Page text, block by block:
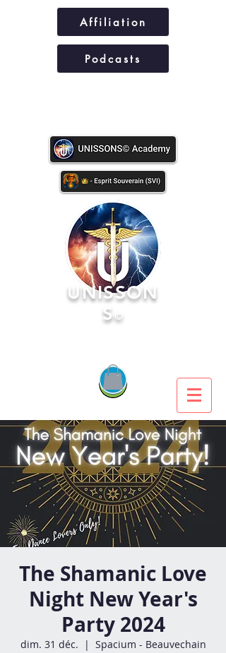
Affiliation
Podcasts
UNISSON
S©
The Shamanic Love
Night New Year's
Party 2024
dim. 31 déc.
  |
Spacium - Beauvechain